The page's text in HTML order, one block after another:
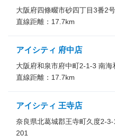
大阪府四條畷市砂四丁目3番2
直線距離： 17.7km
アイシティ 府中店
大阪府和泉市府中町2-1-3 南海
直線距離： 17.7km
アイシティ 王寺店
奈良県北葛城郡王寺町久度2-
201